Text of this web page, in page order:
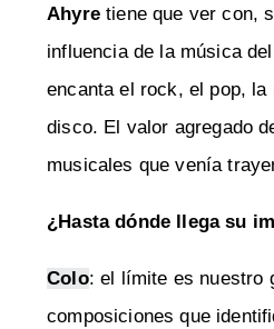
Ahyretiene que ver con,
influencia de la música
encanta el rock, el pop,
disco. El valor agregado
musicales que venía
¿Hasta dónde llega su
Colo: el límite es nuestro
composiciones que